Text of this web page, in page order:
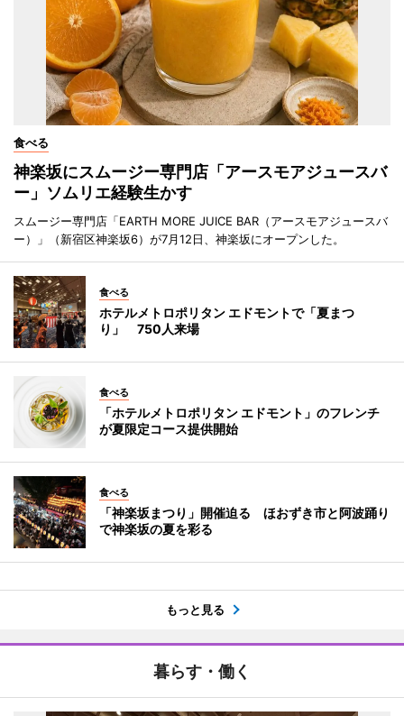
食べる
神楽坂にスムージー専門店「アースモアジュースバ
ー」ソムリエ経験生かす
スムージー専門店「EARTH MORE JUICE BAR（アースモアジュースバ
ー）」（新宿区神楽坂6）が7月12日、神楽坂にオープンした。
食べる
ホテルメトロポリタン エドモントで「夏まつ
り」 750人来場
食べる
「ホテルメトロポリタン エドモント」のフレンチ
が夏限定コース提供開始
食べる
「神楽坂まつり」開催迫る ほおずき市と阿波踊り
で神楽坂の夏を彩る
もっと見る
暮らす・働く